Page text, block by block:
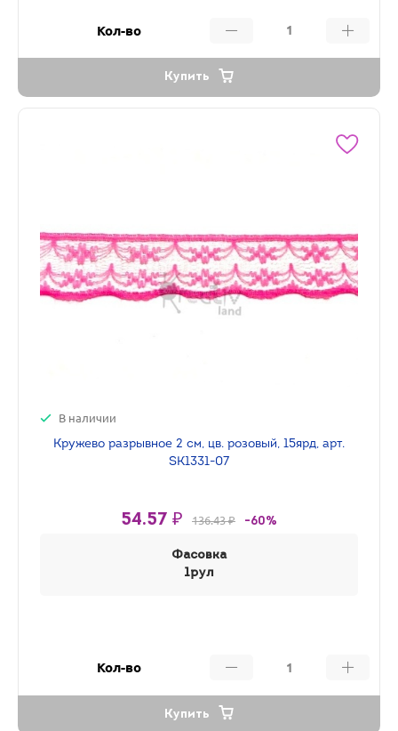
Кол-во
Купить
В наличии
Кружево разрывное 2 см, цв. розовый, 15ярд, арт.
SK1331-07
54.57 ₽ 136.43 ₽ -60%
Фасовка
1рул
Кол-во
Купить